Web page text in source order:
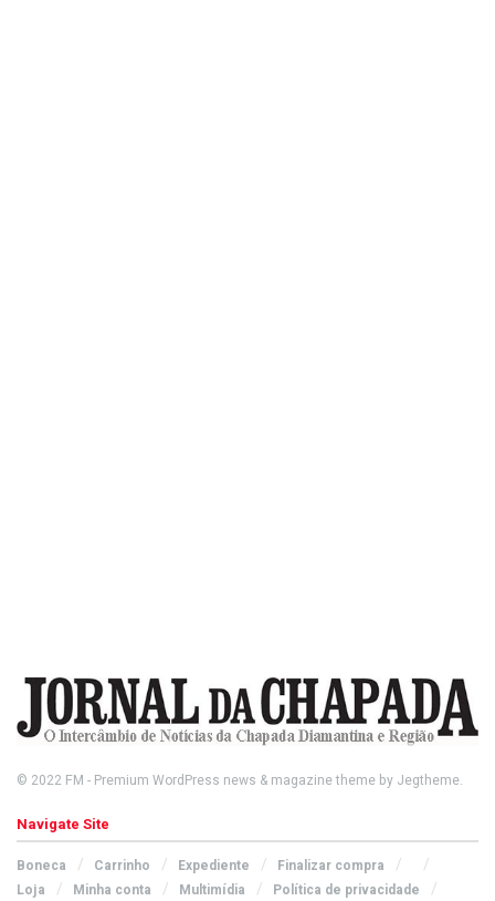
© 2022 FM - Premium WordPress news & magazine theme by Jegtheme.
Navigate Site
Boneca Carrinho Expediente
Finalizar compra
Loja
Minha conta Multimídia Política de privacidade